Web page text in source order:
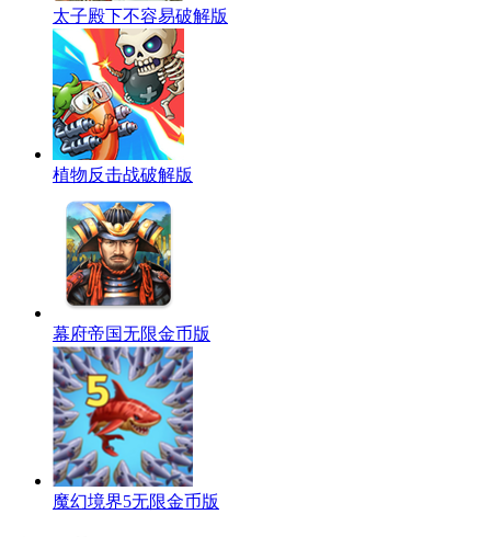
太子殿下不容易破解版
植物反击战破解版
幕府帝国无限金币版
魔幻境界5无限金币版